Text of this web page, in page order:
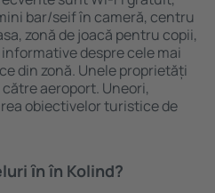
bar/seif în cameră, centru
zonă de joacă pentru copii,
despre cele mai
din zonă. Unele proprietăți
aeroport. Uneori,
obiectivelor turistice de
ȋn în Kolind?